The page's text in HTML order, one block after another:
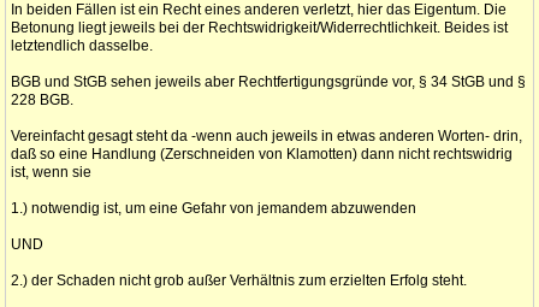
In beiden Fällen ist ein Recht eines anderen verletzt, hier das Eigentum. Die
Betonung liegt jeweils bei der Rechtswidrigkeit/Widerrechtlichkeit. Beides ist
letztendlich dasselbe.
BGB und StGB sehen jeweils aber Rechtfertigungsgründe vor, § 34 StGB und §
228 BGB.
Vereinfacht gesagt steht da -wenn auch jeweils in etwas anderen Worten- drin,
daß so eine Handlung (Zerschneiden von Klamotten) dann nicht rechtswidrig
ist, wenn sie
1.) notwendig ist, um eine Gefahr von jemandem abzuwenden
UND
2.) der Schaden nicht grob außer Verhältnis zum erzielten Erfolg steht.